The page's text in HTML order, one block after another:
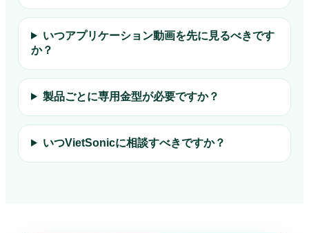
いつアプリケーション動画を先に見るべきです
か？
製品ごとに専用金型が必要ですか？
いつVietSonicに相談すべきですか？